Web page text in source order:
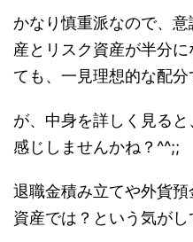
かなり慎重派なので、
産とリスク資産が半分
ても、一見理想的な配分
が、中身を詳しく見る
感じしませんかね？^^;;
退職金積み立てや外貨
資産では？という気がし